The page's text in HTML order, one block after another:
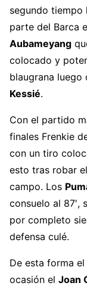
segundo tiempo
parte del Barca
Aubameyang
colocado y
blaugrana
Kessié.
Con el partido
finales Frenkie
con un tiro
esto tras robar
campo. Los
consuelo al 87′,
por completo
defensa culé.
De esta forma el
ocasión el Joan